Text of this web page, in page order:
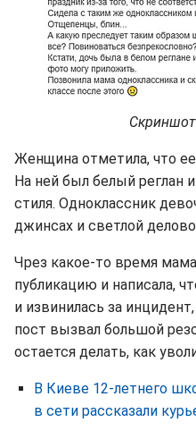
Женщина отметила, что
На ней был белый реглан
стиля. Одноклассник
джинсах и светлой
Чрез какое-то время
публикацию и написала,
и извинилась за
пост вызвал большой
остается делать, как
В Киеве 12-летнего
в сети рассказали